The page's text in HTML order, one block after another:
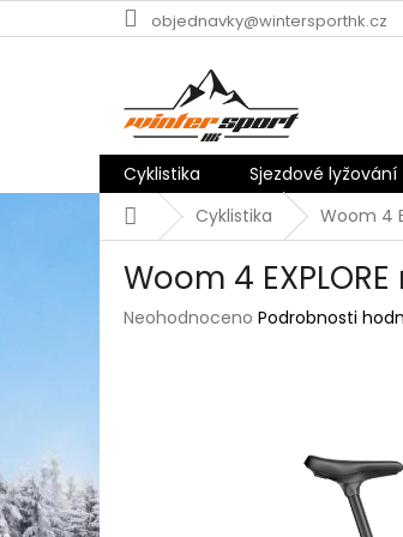
na
objednavky@wintersporthk.cz
Cyklistika Sjezdové lyžování
DomůCyklistika Woom 4
Woom 4
Průměrné
Neohodnoceno Podrobnosti